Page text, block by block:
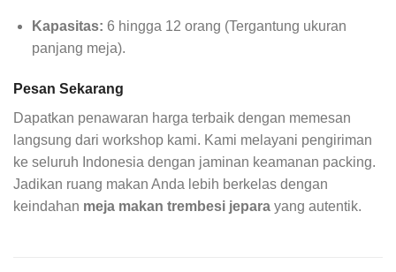
Kapasitas: 6 hingga 12 orang (Tergantung ukuran
panjang meja).
Pesan Sekarang
Dapatkan penawaran harga terbaik dengan memesan
langsung dari workshop kami. Kami melayani pengiriman
ke seluruh Indonesia dengan jaminan keamanan packing.
Jadikan ruang makan Anda lebih berkelas dengan
keindahan meja makan trembesi jepara yang autentik.